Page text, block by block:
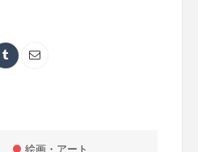
絵画・アート